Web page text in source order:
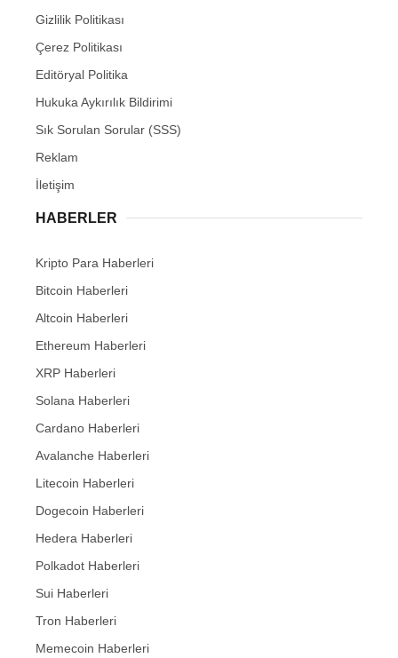
Gizlilik Politikası
Çerez Politikası
Editöryal Politika
Hukuka Aykırılık Bildirimi
Sık Sorulan Sorular (SSS)
Reklam
İletişim
HABERLER
Kripto Para Haberleri
Bitcoin Haberleri
Altcoin Haberleri
Ethereum Haberleri
XRP Haberleri
Solana Haberleri
Cardano Haberleri
Avalanche Haberleri
Litecoin Haberleri
Dogecoin Haberleri
Hedera Haberleri
Polkadot Haberleri
Sui Haberleri
Tron Haberleri
Memecoin Haberleri